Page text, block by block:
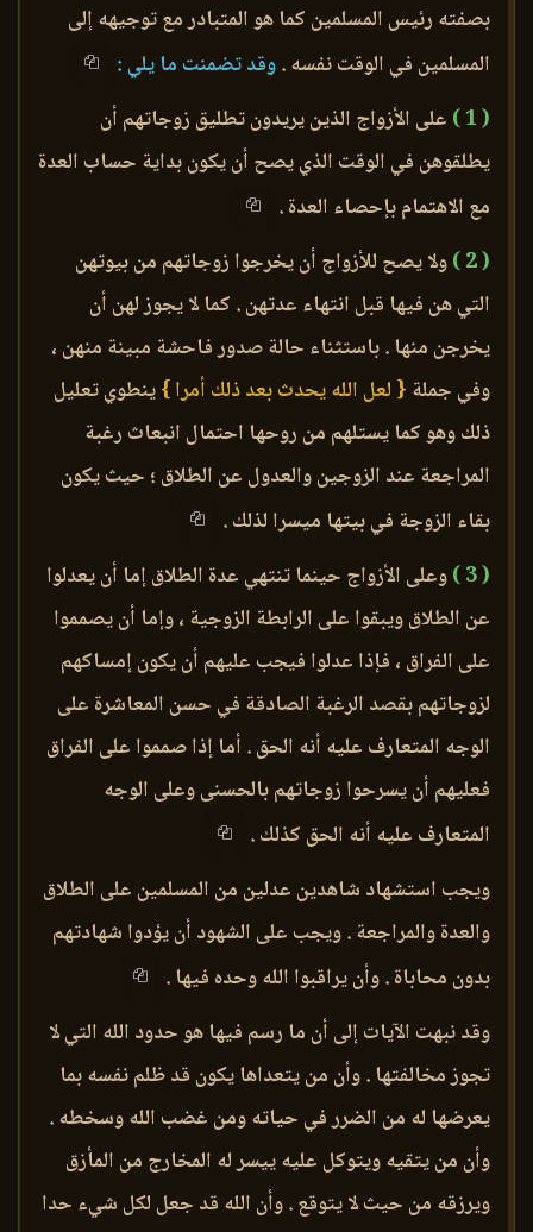
بصفته رئيس المسلمين كما هو المتبادر مع توجيهه إلى
المسلمين في الوقت نفسه .وقد تضمنت ما يلي :
( 1 )
على الأزواج الذين يريدون تطليق زوجاتهم أن
يطلقوهن في الوقت الذي يصح أن يكون بداية حساب العدة
مع الاهتمام بإحصاء العدة .
( 2 )
ولا يصح للأزواج أن يخرجوا زوجاتهم من بيوتهن
التي هن فيها قبل انتهاء عدتهن . كما لا يجوز لهن أن
يخرجن منها . باستثناء حالة صدور فاحشة مبينة منهن ،
وفي جملة { لعل الله يحدث بعد ذلك أمرا }ينطوي تعليل
ذلك وهو كما يستلهم من روحها احتمال انبعاث رغبة
المراجعة عند الزوجين والعدول عن الطلاق ؛ حيث يكون
بقاء الزوجة في بيتها ميسرا لذلك .
( 3 )
وعلى الأزواج حينما تنتهي عدة الطلاق إما أن يعدلوا
عن الطلاق ويبقوا على الرابطة الزوجية ، وإما أن يصمموا
على الفراق ، فإذا عدلوا فيجب عليهم أن يكون إمساكهم
لزوجاتهم بقصد الرغبة الصادقة في حسن المعاشرة على
الوجه المتعارف عليه أنه الحق . أما إذا صمموا على الفراق
فعليهم أن يسرحوا زوجاتهم بالحسنى وعلى الوجه
المتعارف عليه أنه الحق كذلك .
ويجب استشهاد شاهدين عدلين من المسلمين على الطلاق
والعدة والمراجعة . ويجب على الشهود أن يؤدوا شهادتهم
بدون محاباة . وأن يراقبوا الله وحده فيها .
وقد نبهت الآيات إلى أن ما رسم فيها هو حدود الله التي لا
تجوز مخالفتها . وأن من يتعداها يكون قد ظلم نفسه بما
يعرضها له من الضرر في حياته ومن غضب الله وسخطه .
وأن من يتقيه ويتوكل عليه ييسر له المخارج من المأزق
ويرزقه من حيث لا يتوقع . وأن الله قد جعل لكل شيء حدا